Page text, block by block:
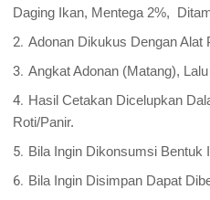
Daging Ikan, Mentega 2%,
Adonan Dikukus Dengan Alat
Angkat Adonan (Matang),
Hasil Cetakan Dicelupkan
Roti/Panir.
Bila Ingin Dikonsumsi Bentuk
Bila Ingin Disimpan Dapat